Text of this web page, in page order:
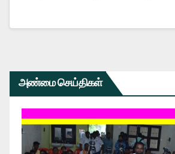
அண்மை செய்திகள்